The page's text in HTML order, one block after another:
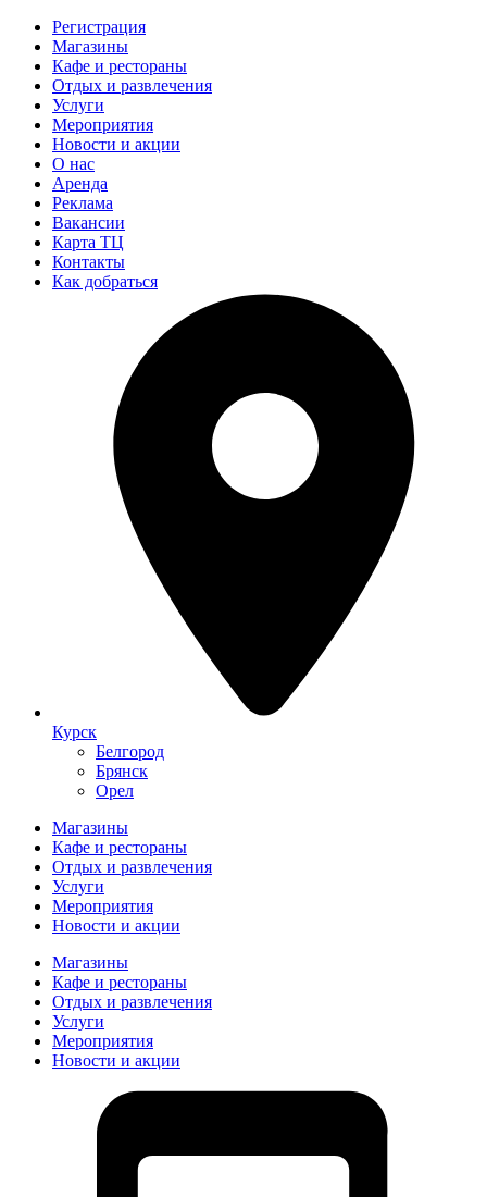
Регистрация
Магазины
Кафе и рестораны
Отдых и развлечения
Услуги
Мероприятия
Новости и акции
О нас
Аренда
Реклама
Вакансии
Карта ТЦ
Контакты
Как добраться
Курск
Белгород
Брянск
Орел
Магазины
Кафе и рестораны
Отдых и развлечения
Услуги
Мероприятия
Новости и акции
Магазины
Кафе и рестораны
Отдых и развлечения
Услуги
Мероприятия
Новости и акции